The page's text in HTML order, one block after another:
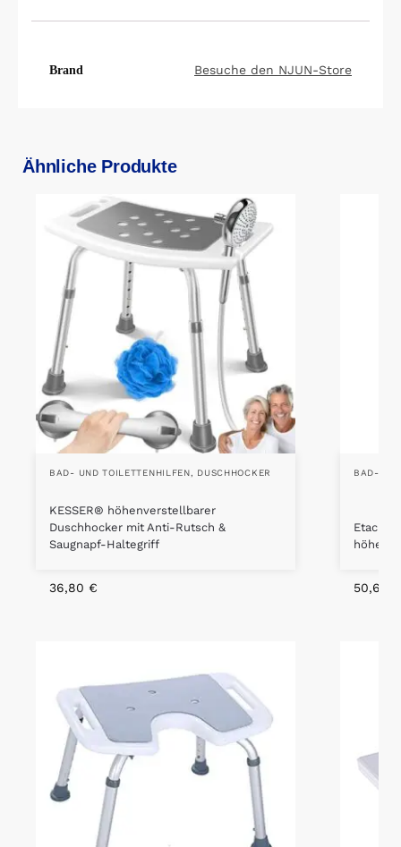
Brand Besuche den NJUN-Store
Ähnliche Produkte
BAD- UND TOILETTENHILFEN DUSCHHOCKER
KESSER® höhenverstellbarer
Duschhocker mit Anti-Rutsch &
Saugnapf-Haltegriff
36,80 €
BAD-
Etac
50,62